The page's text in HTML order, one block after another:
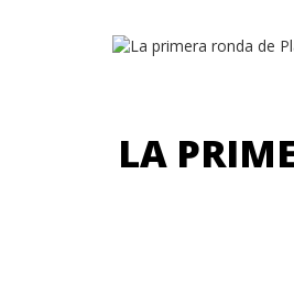
LA